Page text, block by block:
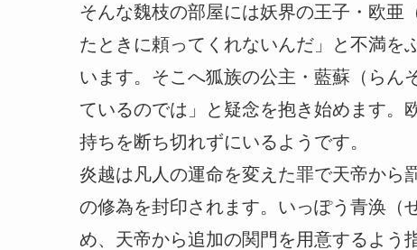
そんな魏枝の部屋には妖界の王子・欧亜
たときに頼ってくれないんだ」と不満を
います。そこへ狐族の公主・藍蘇（らん
ているのでは」と疑念を抱き始めます。
持ちを断ち切れずにいるようです。
炎越は凡人の運命を変えた罪で天帝から
の修為を封印されます。いっぽう青涣（
め、天帝から追加の関門を用意するよう